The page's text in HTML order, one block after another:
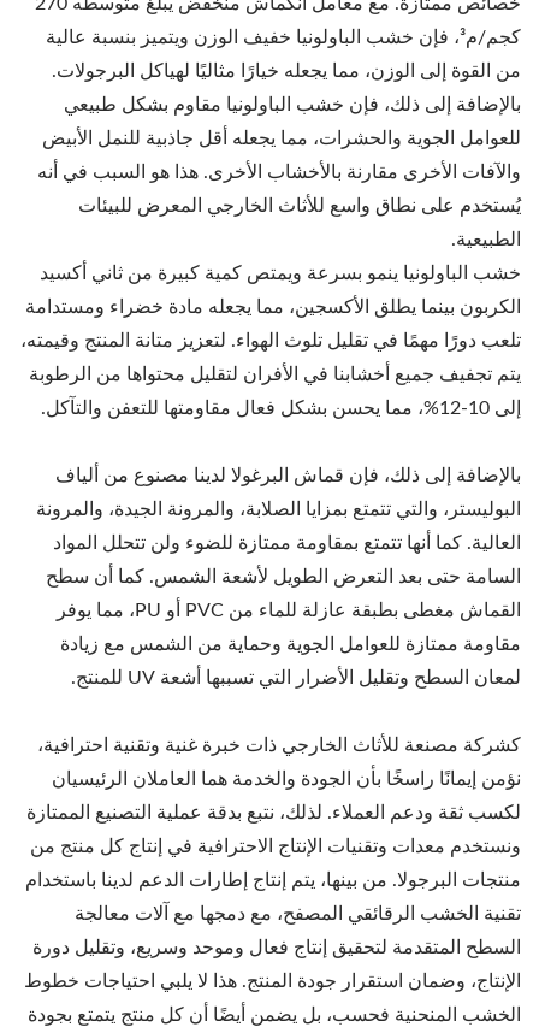
كجم/م³، فإن خشب الباولونيا خفيف الوزن ويتميز بنسبة عالية
من القوة إلى الوزن، مما يجعله خيارًا مثاليًا لهياكل البرجولات.
بالإضافة إلى ذلك، فإن خشب الباولونيا مقاوم بشكل طبيعي
للعوامل الجوية والحشرات، مما يجعله أقل جاذبية للنمل الأبيض
والآفات الأخرى مقارنة بالأخشاب الأخرى. هذا هو السبب في أنه
يُستخدم على نطاق واسع للأثاث الخارجي المعرض للبيئات
الطبيعية.
خشب الباولونيا ينمو بسرعة ويمتص كمية كبيرة من ثاني أكسيد
الكربون بينما يطلق الأكسجين، مما يجعله مادة خضراء ومستدامة
تلعب دورًا مهمًا في تقليل تلوث الهواء. لتعزيز متانة المنتج وقيمته،
يتم تجفيف جميع أخشابنا في الأفران لتقليل محتواها من الرطوبة
إلى 10-12%، مما يحسن بشكل فعال مقاومتها للتعفن والتآكل.
بالإضافة إلى ذلك، فإن قماش البرغولا لدينا مصنوع من ألياف
البوليستر، والتي تتمتع بمزايا الصلابة، والمرونة الجيدة، والمرونة
العالية. كما أنها تتمتع بمقاومة ممتازة للضوء ولن تتحلل المواد
السامة حتى بعد التعرض الطويل لأشعة الشمس. كما أن سطح
القماش مغطى بطبقة عازلة للماء من PVC أو PU، مما يوفر
مقاومة ممتازة للعوامل الجوية وحماية من الشمس مع زيادة
لمعان السطح وتقليل الأضرار التي تسببها أشعة UV للمنتج.
كشركة مصنعة للأثاث الخارجي ذات خبرة غنية وتقنية احترافية،
نؤمن إيمانًا راسخًا بأن الجودة والخدمة هما العاملان الرئيسيان
لكسب ثقة ودعم العملاء. لذلك، نتبع بدقة عملية التصنيع الممتازة
ونستخدم معدات وتقنيات الإنتاج الاحترافية في إنتاج كل منتج من
منتجات البرجولا. من بينها، يتم إنتاج إطارات الدعم لدينا باستخدام
تقنية الخشب الرقائقي المصفح، مع دمجها مع آلات معالجة
السطح المتقدمة لتحقيق إنتاج فعال وموحد وسريع، وتقليل دورة
الإنتاج، وضمان استقرار جودة المنتج. هذا لا يلبي احتياجات خطوط
الخشب المنحنية فحسب، بل يضمن أيضًا أن كل منتج يتمتع بجودة